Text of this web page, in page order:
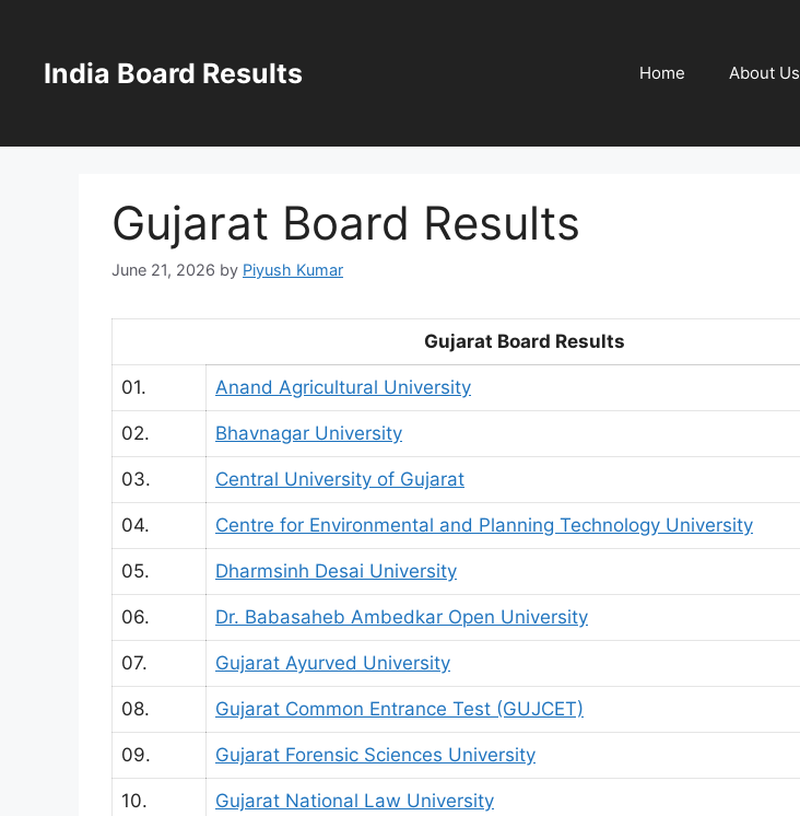
contentIndia Board Results Home About Us
Gujarat Board Results
June 21, 2026 by Piyush Kumar
Gujarat Board Results
01. Anand Agricultural University
02. Bhavnagar University
03. Central University of Gujarat
04. Centre for Environmental and Planning Technology University
05. Dharmsinh Desai University
06. Dr. Babasaheb Ambedkar Open University
07. Gujarat Ayurved University
08. Gujarat Common Entrance Test (GUJCET)
09. Gujarat Forensic Sciences University
10. Gujarat National Law University